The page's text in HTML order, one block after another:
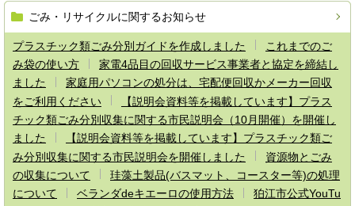
ごみ・リサイクルに関するお知らせ
プラスチック類ごみ分別ガイドを作成しました
これまでのご
み袋の使い方
家電4品目の回収サービス事業者と協定を締結し
ました
家庭用パソコンの処分は、宅配便回収かメーカー回収
をご利用ください
【説明会資料等を掲載しています】プラス
チック類ごみ分別収集に関する市民説明会（10月開催）を開催し
ました
【説明会資料等を掲載しています】プラスチック類ご
み分別収集に関する市民説明会を開催しました
資源物とごみ
の収集について
珪藻土製品(バスマット、コースター等)の処理
について
ベランダdeキエーロの使用方法
狛江市公式YouTu